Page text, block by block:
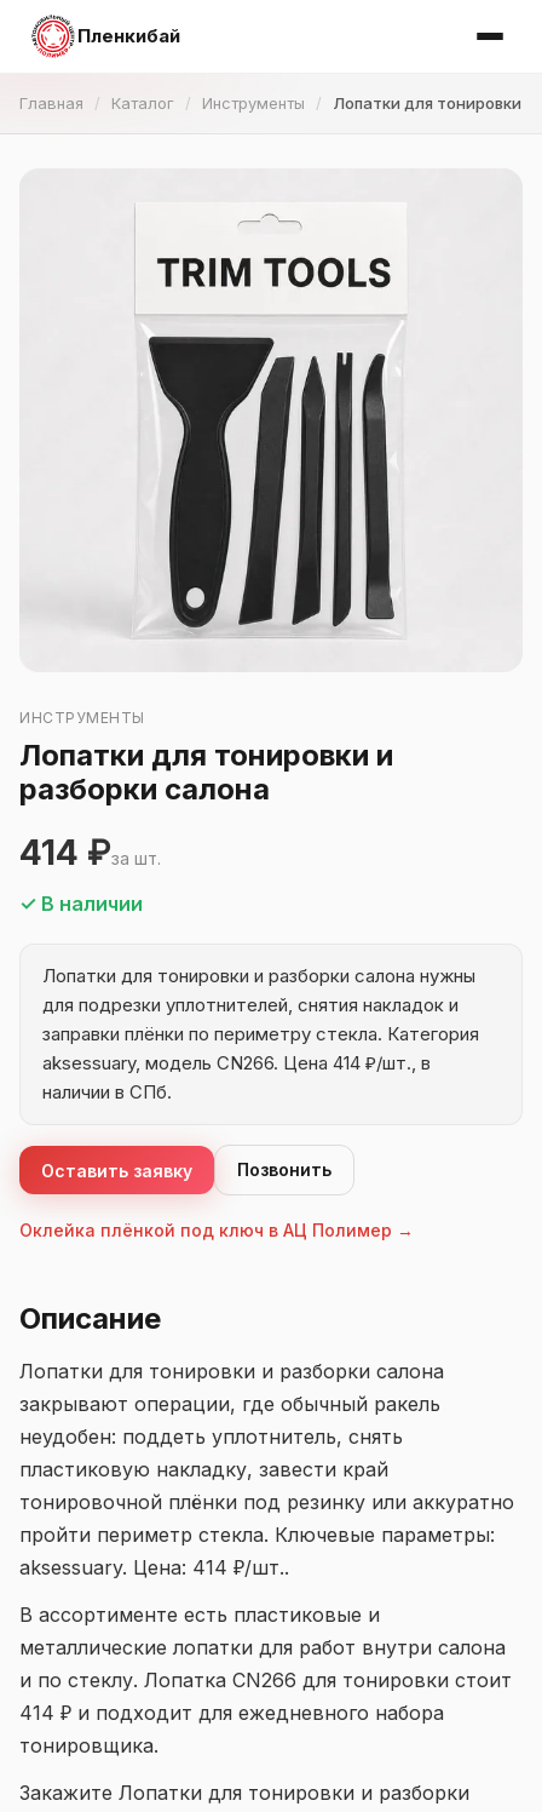
Пленкибай
Главная Каталог Инструменты Лопатки для тонировки и
ИНСТРУМЕНТЫ
Лопатки для тонировки и
разборки салона
414 ₽за шт.
✓ В наличии
Лопатки для тонировки и разборки салона нужны
для подрезки уплотнителей, снятия накладок и
заправки плёнки по периметру стекла. Категория
aksessuary, модель CN266. Цена 414 ₽/шт., в
наличии в СПб.
Оставить заявку Позвонить
Оклейка плёнкой под ключ в АЦ Полимер →
Описание
Лопатки для тонировки и разборки салона
закрывают операции, где обычный ракель
неудобен: поддеть уплотнитель, снять
пластиковую накладку, завести край
тонировочной плёнки под резинку или аккуратно
пройти периметр стекла. Ключевые параметры:
aksessuary. Цена: 414 ₽/шт..
В ассортименте есть пластиковые и
металлические лопатки для работ внутри салона
и по стеклу. Лопатка CN266 для тонировки стоит
414 ₽ и подходит для ежедневного набора
тонировщика.
Закажите Лопатки для тонировки и разборки